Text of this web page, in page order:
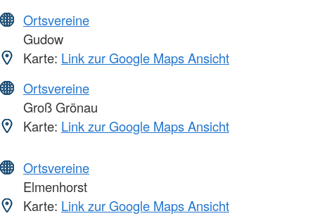
Ortsvereine
Gudow
Karte: Link zur Google Maps Ansicht
Ortsvereine
Groß Grönau
Karte: Link zur Google Maps Ansicht
Ortsvereine
Elmenhorst
Karte: Link zur Google Maps Ansicht